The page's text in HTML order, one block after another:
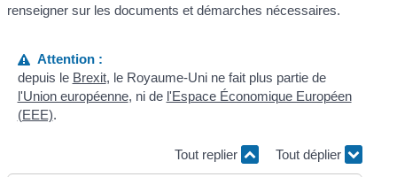
renseigner sur les documents et démarches nécessaires.
Attention :
depuis le Brexit, le Royaume-Uni ne fait plus partie de
l'Union européenne, ni de l'Espace Économique Européen
(EEE).
Tout replier Tout déplier